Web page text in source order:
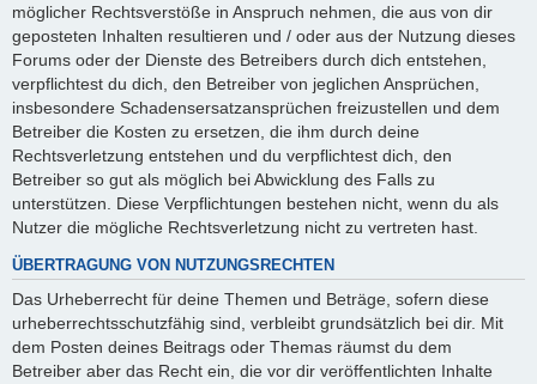
möglicher Rechtsverstöße in Anspruch nehmen, die aus von dir
geposteten Inhalten resultieren und / oder aus der Nutzung dieses
Forums oder der Dienste des Betreibers durch dich entstehen,
verpflichtest du dich, den Betreiber von jeglichen Ansprüchen,
insbesondere Schadensersatzansprüchen freizustellen und dem
Betreiber die Kosten zu ersetzen, die ihm durch deine
Rechtsverletzung entstehen und du verpflichtest dich, den
Betreiber so gut als möglich bei Abwicklung des Falls zu
unterstützen. Diese Verpflichtungen bestehen nicht, wenn du als
Nutzer die mögliche Rechtsverletzung nicht zu vertreten hast.
ÜBERTRAGUNG VON NUTZUNGSRECHTEN
Das Urheberrecht für deine Themen und Beträge, sofern diese
urheberrechtsschutzfähig sind, verbleibt grundsätzlich bei dir. Mit
dem Posten deines Beitrags oder Themas räumst du dem
Betreiber aber das Recht ein, die vor dir veröffentlichten Inhalte